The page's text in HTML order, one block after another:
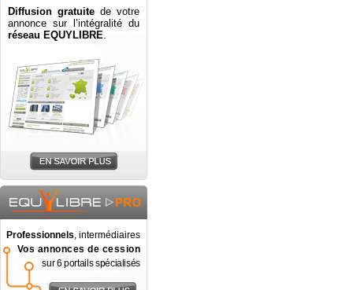
Diffusion gratuite de votre
annonce sur l’intégralité du
réseau EQUYLIBRE.
Professionnels, intermédiaires
Vos annonces de cession
sur 6 portails spécialisés